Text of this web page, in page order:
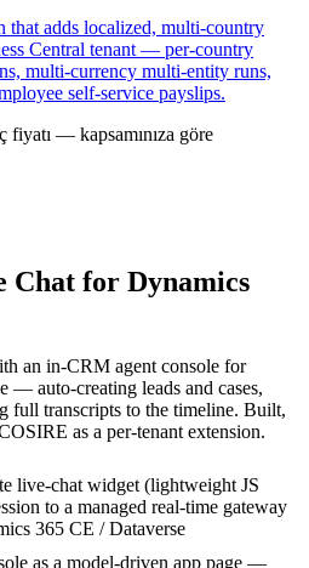
that adds localized, multi-country
Central tenant — per-country
multi-currency multi-entity runs,
self-service payslips.
fiyatı — kapsamınıza göre
Chat for Dynamics
an in-CRM agent console for
— auto-creating leads and cases,
full transcripts to the timeline. Built,
as a per-tenant extension.
live-chat widget (lightweight JS
to a managed real-time gateway
365 CE / Dataverse
as a model-driven app page —